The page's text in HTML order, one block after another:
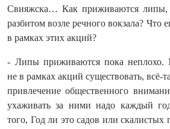
Свияжска… Как приживаются липы,
разбитом возле речного вокзала? Что
в рамках этих акций?
- Липы приживаются пока неплохо.
не в рамках акций существовать,
привлечение общественного
ухаживать за ними надо каждый
того, Год ли это садов или скалистых